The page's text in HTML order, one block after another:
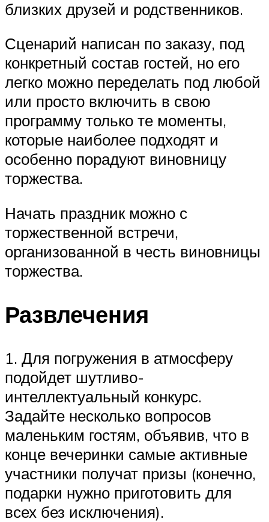
близких друзей и родственников.
Сценарий написан по заказу, под
конкретный состав гостей, но его
легко можно переделать под любой
или просто включить в свою
программу только те моменты,
которые наиболее подходят и
особенно порадуют виновницу
торжества.
Начать праздник можно с
торжественной встречи,
организованной в честь виновницы
торжества.
Развлечения
1. Для погружения в атмосферу
подойдет шутливо-
интеллектуальный конкурс.
Задайте несколько вопросов
маленьким гостям, объявив, что в
конце вечеринки самые активные
участники получат призы (конечно,
подарки нужно приготовить для
всех без исключения).